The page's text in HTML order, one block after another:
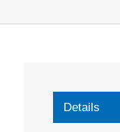
Details